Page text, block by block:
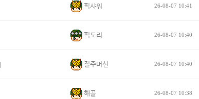
픽샤워 26-08-07 10:41
픽도리 26-08-07 10:40
질주머신 26-08-07 10:40
해골 26-08-07 10:38